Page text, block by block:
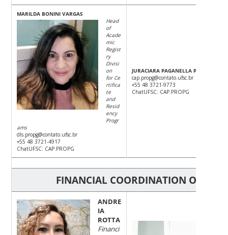
MARILDA BONINI VARGAS
Head
of
Acade
mic
Regist
ry
Divisi
on
for Ce
rtifica
te
and
Resid
ency
Progr
ams
dls.propg@contato.ufsc.br
+55 48 3721-4917
ChatUFSC: CAP.PROPG
JURACIARA PAGANELLA PEIXOTO
cap.propg@contato.ufsc.br
+55 48 3721-9773
ChatUFSC: CAP.PROPG
FINANCIAL COORDINATION OFFICE
ANDRE
IA
ROTTA
Financi